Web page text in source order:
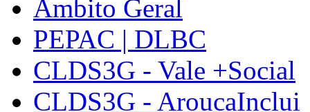
Âmbito Geral
PEPAC | DLBC
CLDS3G - Vale +Social
CLDS3G - AroucaInclui